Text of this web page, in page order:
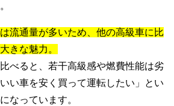
流通量が多いため、他の高級車に比
きな魅力。
べると、若干高級感や燃費性能は劣
い車を安く買って運転したい」とい
なっています。